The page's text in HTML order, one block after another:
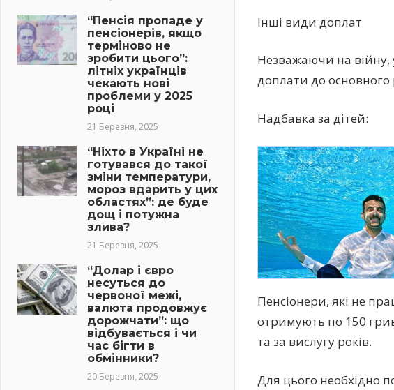
Інші види доплат
Незважаючи на війну,
доплати до основного
Надбавка за дітей:
Пенсіонери, які не
отримують по 150
та за вислугу років.
Для цього необхідно
“Пенсія пропаде у
пенсіонерів, якщо
терміново не
зробити цього”:
літніх українців
чекають нові
проблеми у 2025
році
21 Березня, 2025
“Ніхто в Україні не
готувався до такої
зміни температури,
мороз вдарить у цих
областях”: де буде
дощ і потужна
злива?
21 Березня, 2025
“Долар і євро
несуться до
червоної межі,
валюта продовжує
дорожчати”: що
відбувається і чи
час бігти в
обмінники?
20 Березня, 2025